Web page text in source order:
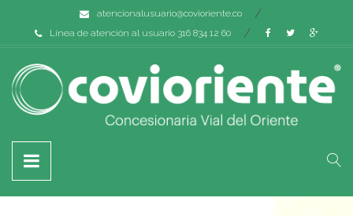
atencionalusuario@covioriente.co
Línea de atención al usuario 316 834 12 60